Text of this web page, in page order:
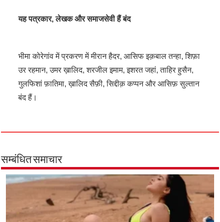
यह पत्रकार, लेखक और समाजसेवी हैं बंद
भीमा कोरेगांव में प्रकरण में मीरान हैदर, आसिफ इक़बाल तन्हा, शिफ़ा
उर रहमान, उमर ख़ालिद, शरजील इमाम, इशरत जहां, ताहिर हुसैन,
गुलफिशां फ़ातिमा, ख़ालिद सैफ़ी, सिद्दीक़ कप्पन और आसिफ़ सुल्तान
बंद हैं।
सम्बंधित समाचार